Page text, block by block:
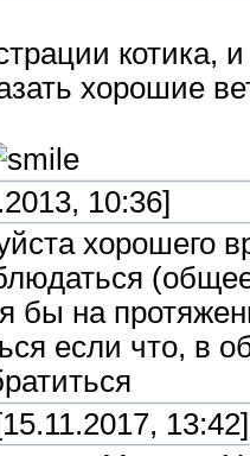
котика,
хорошие
10:36]
хорошего
бы на
если что, в
[15.11.2017, 13:42]